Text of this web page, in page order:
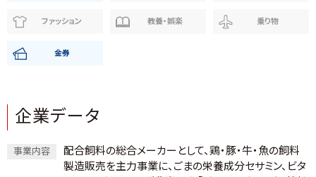
ファッション 教養・娯楽 乗り物
金券
企業データ
事業内容
配合飼料の総合メーカーとして、鶏・豚・牛・魚の飼料
製造販売を主力事業に、ごまの栄養成分セサミン、ビタ